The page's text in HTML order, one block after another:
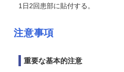
1日2回患部に貼付する。
注意事項
重要な基本的注意